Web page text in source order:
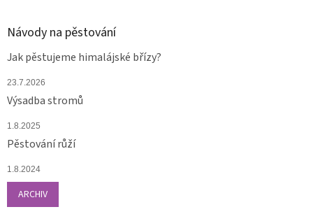
Návody na pěstování
Jak pěstujeme himalájské břízy?
23.7.2026
Výsadba stromů
1.8.2025
Pěstování růží
1.8.2024
ARCHIV